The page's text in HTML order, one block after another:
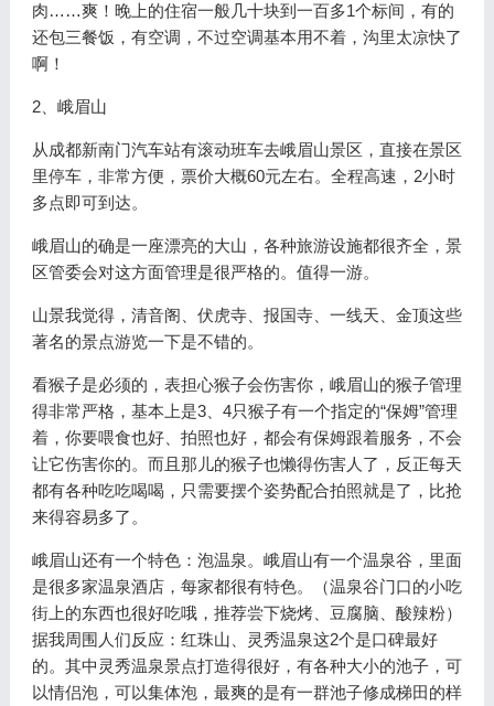
肉……爽！晚上的住宿一般几十块到一百多1个标间，有的
还包三餐饭，有空调，不过空调基本用不着，沟里太凉快了
啊！
2、峨眉山
从成都新南门汽车站有滚动班车去峨眉山景区，直接在景区
里停车，非常方便，票价大概60元左右。全程高速，2小时
多点即可到达。
峨眉山的确是一座漂亮的大山，各种旅游设施都很齐全，景
区管委会对这方面管理是很严格的。值得一游。
山景我觉得，清音阁、伏虎寺、报国寺、一线天、金顶这些
著名的景点游览一下是不错的。
看猴子是必须的，表担心猴子会伤害你，峨眉山的猴子管理
得非常严格，基本上是3、4只猴子有一个指定的“保姆”管理
着，你要喂食也好、拍照也好，都会有保姆跟着服务，不会
让它伤害你的。而且那儿的猴子也懒得伤害人了，反正每天
都有各种吃吃喝喝，只需要摆个姿势配合拍照就是了，比抢
来得容易多了。
峨眉山还有一个特色：泡温泉。峨眉山有一个温泉谷，里面
是很多家温泉酒店，每家都很有特色。（温泉谷门口的小吃
街上的东西也很好吃哦，推荐尝下烧烤、豆腐脑、酸辣粉）
据我周围人们反应：红珠山、灵秀温泉这2个是口碑最好
的。其中灵秀温泉景点打造得很好，有各种大小的池子，可
以情侣泡，可以集体泡，最爽的是有一群池子修成梯田的样